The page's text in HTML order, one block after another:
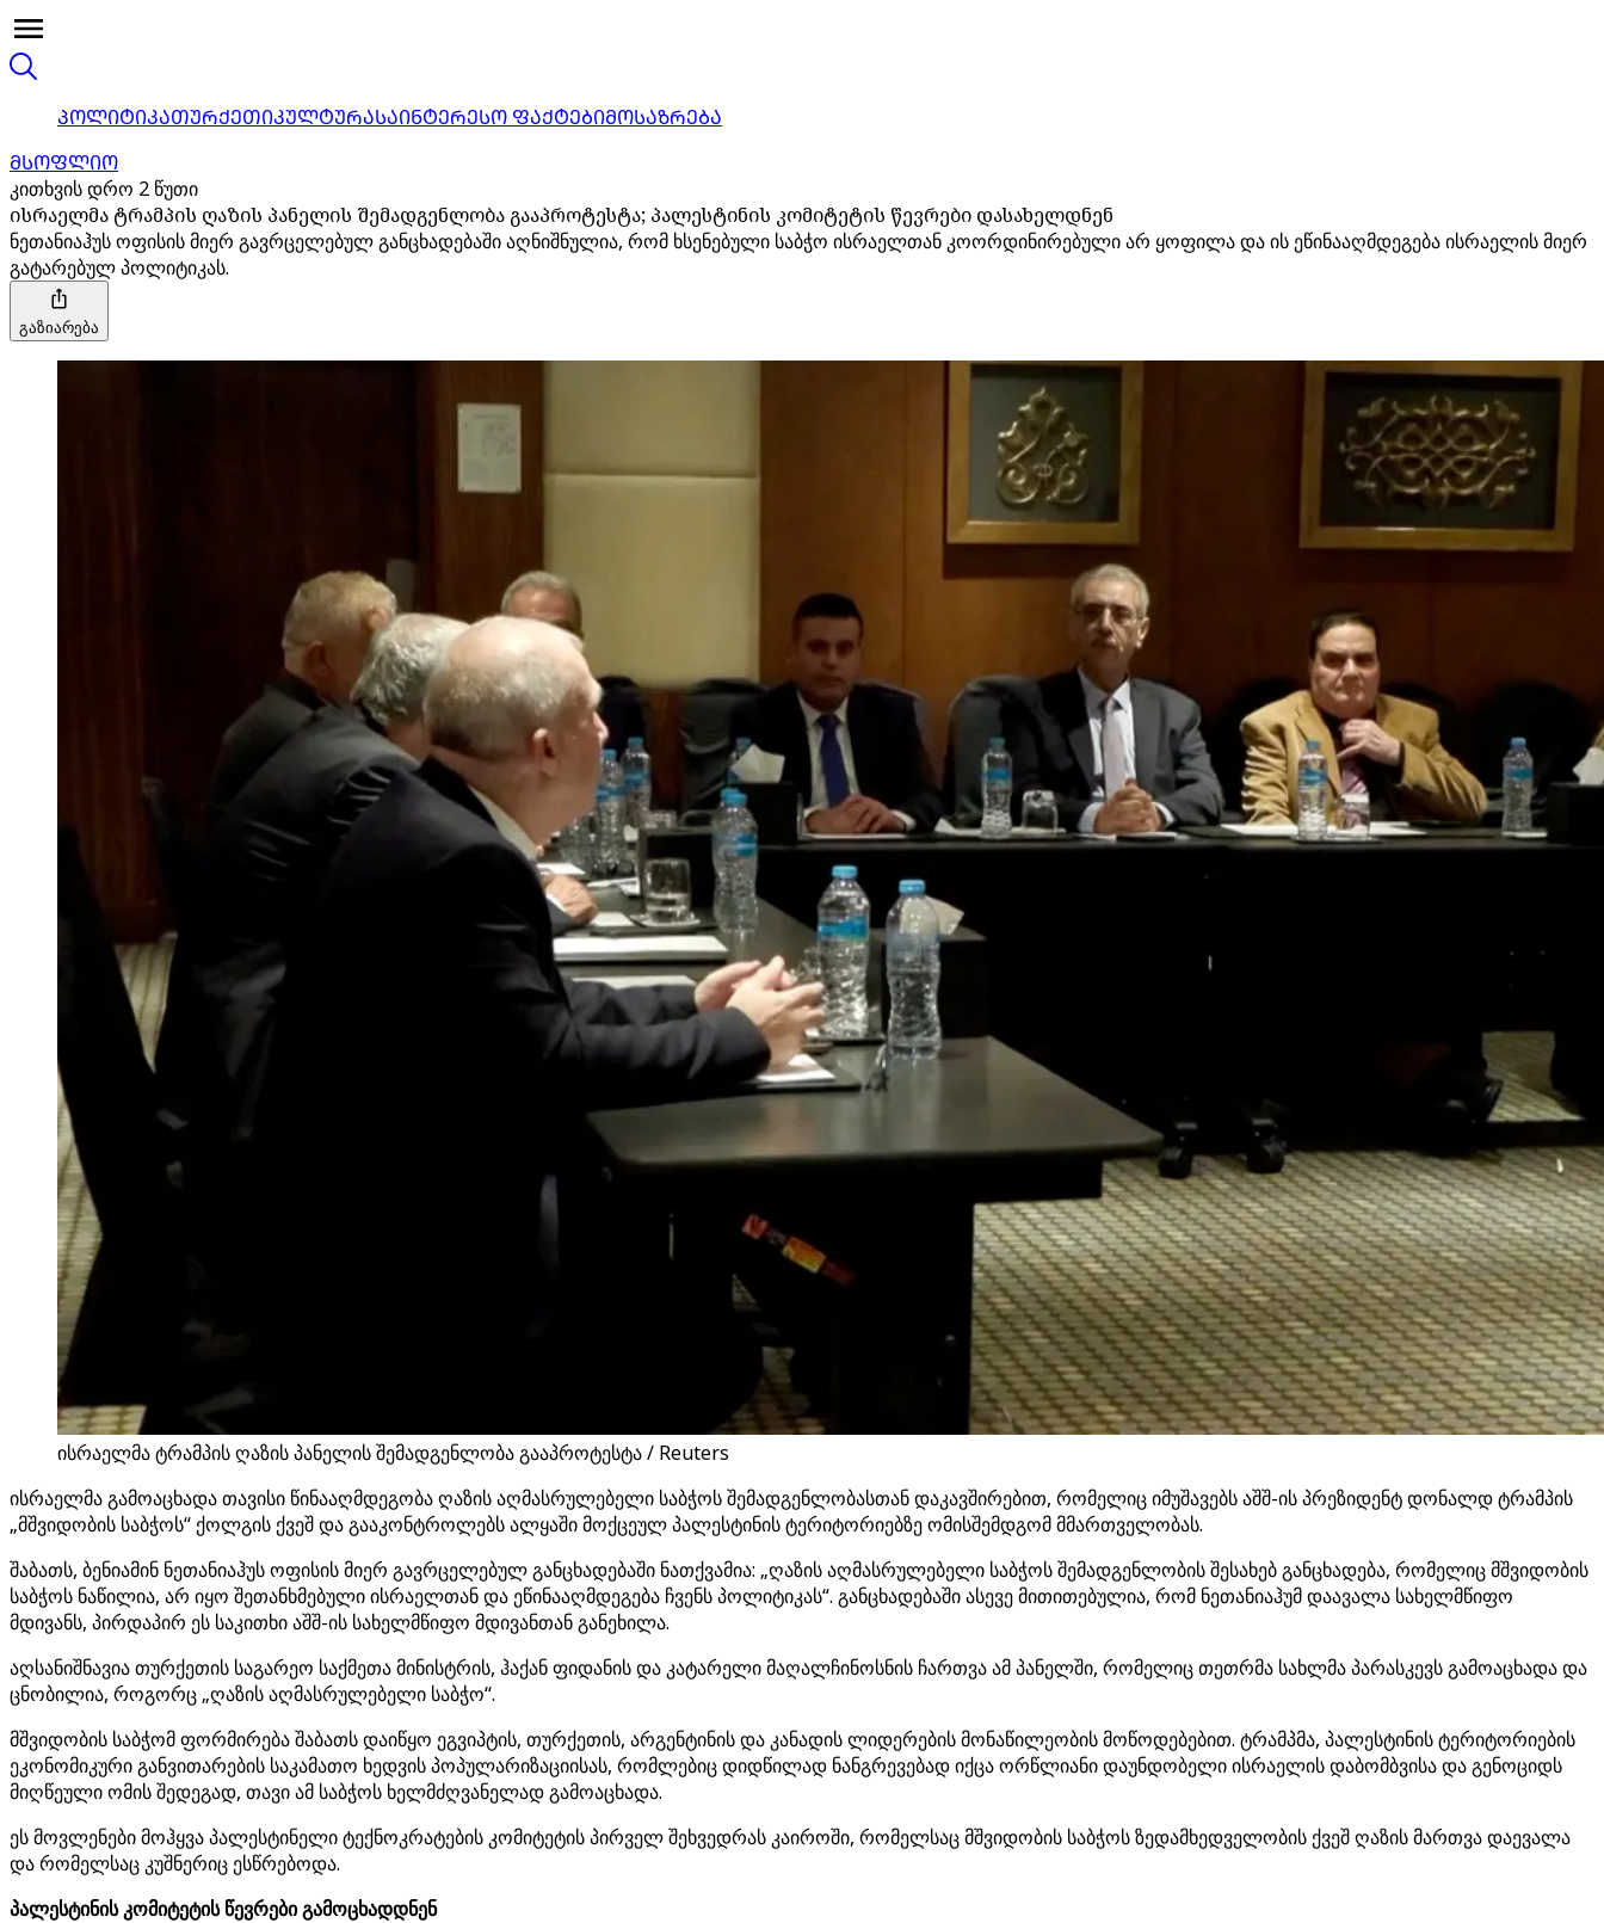
ᲞᲝᲚᲘᲢᲘᲙᲐᲗᲣᲠᲥᲔᲗᲘᲙᲣᲚᲢᲣᲠᲐᲡᲐᲘᲜᲢᲔᲠᲔᲡᲝ ᲤᲐᲥᲢᲔᲑᲘᲛᲝᲡᲐᲖᲠᲔᲑᲐ
ᲛᲡᲝᲤᲚᲘᲝ
კითხვის დრო 2 წუთი
ისრაელმა ტრამპის ღაზის პანელის შემადგენლობა გააპროტესტა; პალესტინის კომიტეტის წევრები დასახელდნენ
ნეთანიაჰუს ოფისის მიერ გავრცელებულ განცხადებაში აღნიშნულია, რომ ხსენებული საბჭო ისრაელთან კოორდინირებული არ ყოფილა და ის ეწინააღმდეგება ისრაელის მიერ
გატარებულ პოლიტიკას.
გაზიარება
ისრაელმა ტრამპის ღაზის პანელის შემადგენლობა გააპროტესტა / Reuters
ისრაელმა გამოაცხადა თავისი წინააღმდეგობა ღაზის აღმასრულებელი საბჭოს შემადგენლობასთან დაკავშირებით, რომელიც იმუშავებს აშშ-ის პრეზიდენტ დონალდ ტრამპის
„მშვიდობის საბჭოს“ ქოლგის ქვეშ და გააკონტროლებს ალყაში მოქცეულ პალესტინის ტერიტორიებზე ომისშემდგომ მმართველობას.
შაბათს, ბენიამინ ნეთანიაჰუს ოფისის მიერ გავრცელებულ განცხადებაში ნათქვამია: „ღაზის აღმასრულებელი საბჭოს შემადგენლობის შესახებ განცხადება, რომელიც მშვიდობის
საბჭოს ნაწილია, არ იყო შეთანხმებული ისრაელთან და ეწინააღმდეგება ჩვენს პოლიტიკას“. განცხადებაში ასევე მითითებულია, რომ ნეთანიაჰუმ დაავალა სახელმწიფო
მდივანს, პირდაპირ ეს საკითხი აშშ-ის სახელმწიფო მდივანთან განეხილა.
აღსანიშნავია თურქეთის საგარეო საქმეთა მინისტრის, ჰაქან ფიდანის და კატარელი მაღალჩინოსნის ჩართვა ამ პანელში, რომელიც თეთრმა სახლმა პარასკევს გამოაცხადა და
ცნობილია, როგორც „ღაზის აღმასრულებელი საბჭო“.
მშვიდობის საბჭომ ფორმირება შაბათს დაიწყო ეგვიპტის, თურქეთის, არგენტინის და კანადის ლიდერების მონაწილეობის მოწოდებებით. ტრამპმა, პალესტინის ტერიტორიების
ეკონომიკური განვითარების საკამათო ხედვის პოპულარიზაციისას, რომლებიც დიდწილად ნანგრევებად იქცა ორწლიანი დაუნდობელი ისრაელის დაბომბვისა და გენოციდს
მიღწეული ომის შედეგად, თავი ამ საბჭოს ხელმძღვანელად გამოაცხადა.
ეს მოვლენები მოჰყვა პალესტინელი ტექნოკრატების კომიტეტის პირველ შეხვედრას კაიროში, რომელსაც მშვიდობის საბჭოს ზედამხედველობის ქვეშ ღაზის მართვა დაევალა
და რომელსაც კუშნერიც ესწრებოდა.
პალესტინის კომიტეტის წევრები გამოცხადდნენ